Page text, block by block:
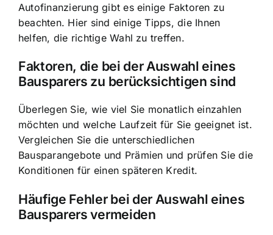
Autofinanzierung gibt es einige Faktoren zu
beachten. Hier sind einige Tipps, die Ihnen
helfen, die richtige Wahl zu treffen.
Faktoren, die bei der Auswahl eines
Bausparers zu berücksichtigen sind
Überlegen Sie, wie viel Sie monatlich einzahlen
möchten und welche Laufzeit für Sie geeignet ist.
Vergleichen Sie die unterschiedlichen
Bausparangebote und Prämien und prüfen Sie die
Konditionen für einen späteren Kredit.
Häufige Fehler bei der Auswahl eines
Bausparers vermeiden